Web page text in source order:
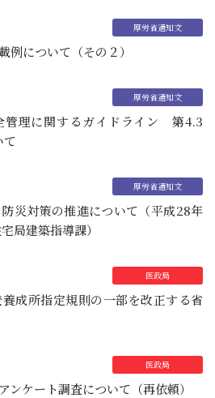
例について（その２）
管理に関するガイドライン 第4.3
て
災対策の推進について（平成28年
局建築指導課）
成所指定規則の一部を改正する省
ンケート調査について（再依頼）